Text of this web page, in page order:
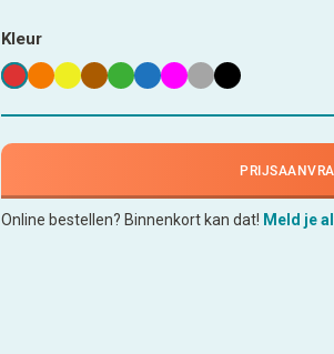
Kleur
Online bestellen? Binnenkort kan dat! Meld je